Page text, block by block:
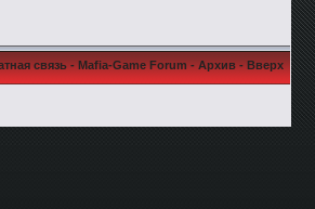
связь-Mafia-Game Forum-Архив-Вверх